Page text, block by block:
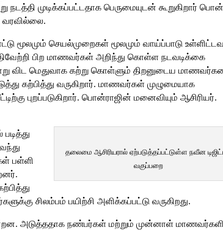
முடிக்கப்பட்டதாக பெருமையுடன் கூறுகிறார்
செயல்முறைகள் மூலமும் வாய்ப்பாடு
பிற மாணவர்கள் அறிந்து கொள்ள நடவடிக்கை
விட மெதுவாக கற்று கொள்ளும் திறனுடைய
கற்பித்து வருகிறார். மாணவர்கள் முழுமையாக
புறப்படுகிறார். பொன்ராஜின் மனைவியும் ஆசிரியர்.
தலைமை ஆசிரியரால் ஏற்படுத்தப்பட்டுள்ள நவீன
வகுப்பறை
பள்ளி
சிலம்பம் பயிற்சி அளிக்கப்பட்டு வருகிறது.
அடுத்ததாக நண்பர்கள் மற்றும் முன்னாள்